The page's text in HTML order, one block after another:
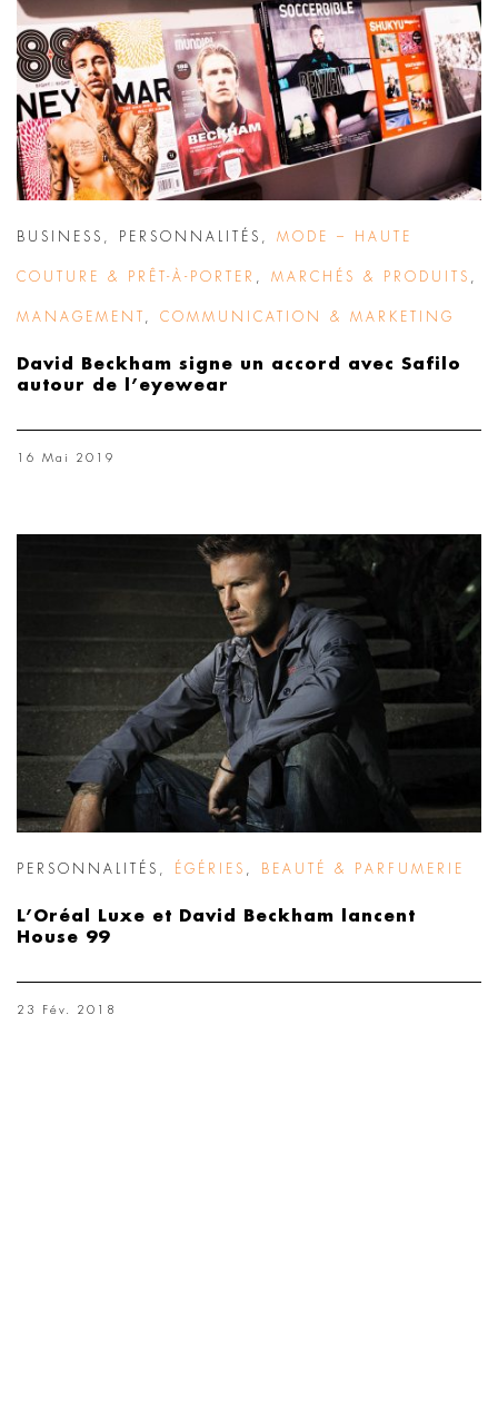
BUSINESS PERSONNALITÉS MODE – HAUTE
COUTURE & PRÊT-À-PORTER MARCHÉS & PRODUITS
MANAGEMENT COMMUNICATION & MARKETING
David Beckham signe un accord avec Safilo
autour de l’eyewear
16 Mai 2019
PERSONNALITÉS ÉGÉRIES BEAUTÉ & PARFUMERIE
L’Oréal Luxe et David Beckham lancent
House 99
23 Fév. 2018